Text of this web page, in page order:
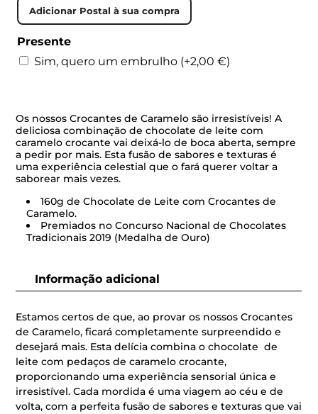
Presente
Sim, quero um embrulho (+2,00€)
Os nossos Crocantes de Caramelo são irresistíveis! A
deliciosa combinação de chocolate de leite com
caramelo crocante vai deixá-lo de boca aberta, sempre
a pedir por mais. Esta fusão de sabores e texturas é
uma experiência celestial que o fará querer voltar a
saborear mais vezes.
160g de Chocolate de Leite com Crocantes de
Caramelo.
Premiados no Concurso Nacional de Chocolates
Tradicionais 2019 (Medalha de Ouro)
Informação adicional
Estamos certos de que, ao provar os nossos Crocantes
de Caramelo, ficará completamente surpreendido e
desejará mais. Esta delícia combina o chocolate de
leite com pedaços de caramelo crocante,
proporcionando uma experiência sensorial única e
irresistível. Cada mordida é uma viagem ao céu e de
volta, com a perfeita fusão de sabores e texturas que vai